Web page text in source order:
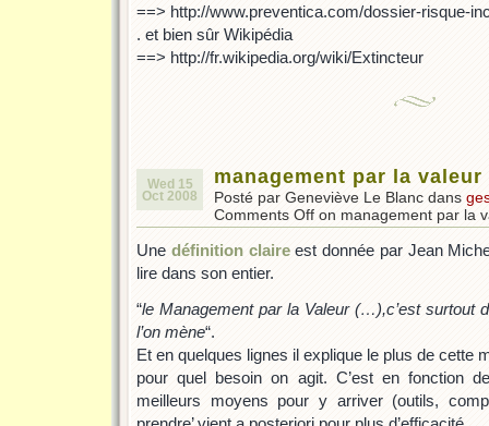
==> http://www.preventica.com/dossier-risque-
. et bien sûr Wikipédia
==> http://fr.wikipedia.org/wiki/Extincteur
Wed 15
Oct 2008
management par la valeur
Posté par Geneviève Le Blanc dans
Comments Off on management par la
Une définition claireest donnée par Jean
lire dans son entier.
“le Management par la Valeur (…),c’est surtout
l’on mène“.
Et en quelques lignes il explique le plus de cette
pour quel besoin on agit. C’est en fonction
meilleurs moyens pour y arriver (outils,